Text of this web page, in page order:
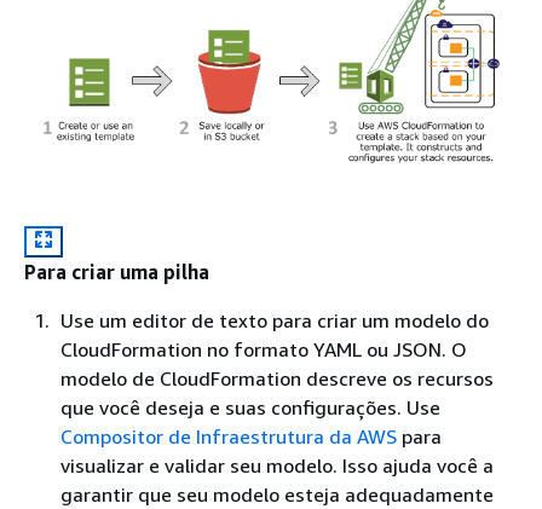
Para criar uma pilha
Use um editor de texto para criar um modelo do
CloudFormation no formato YAML ou JSON. O
modelo de CloudFormation descreve os recursos
que você deseja e suas configurações. Use
Compositor de Infraestrutura da AWS para
visualizar e validar seu modelo. Isso ajuda você a
garantir que seu modelo esteja adequadamente